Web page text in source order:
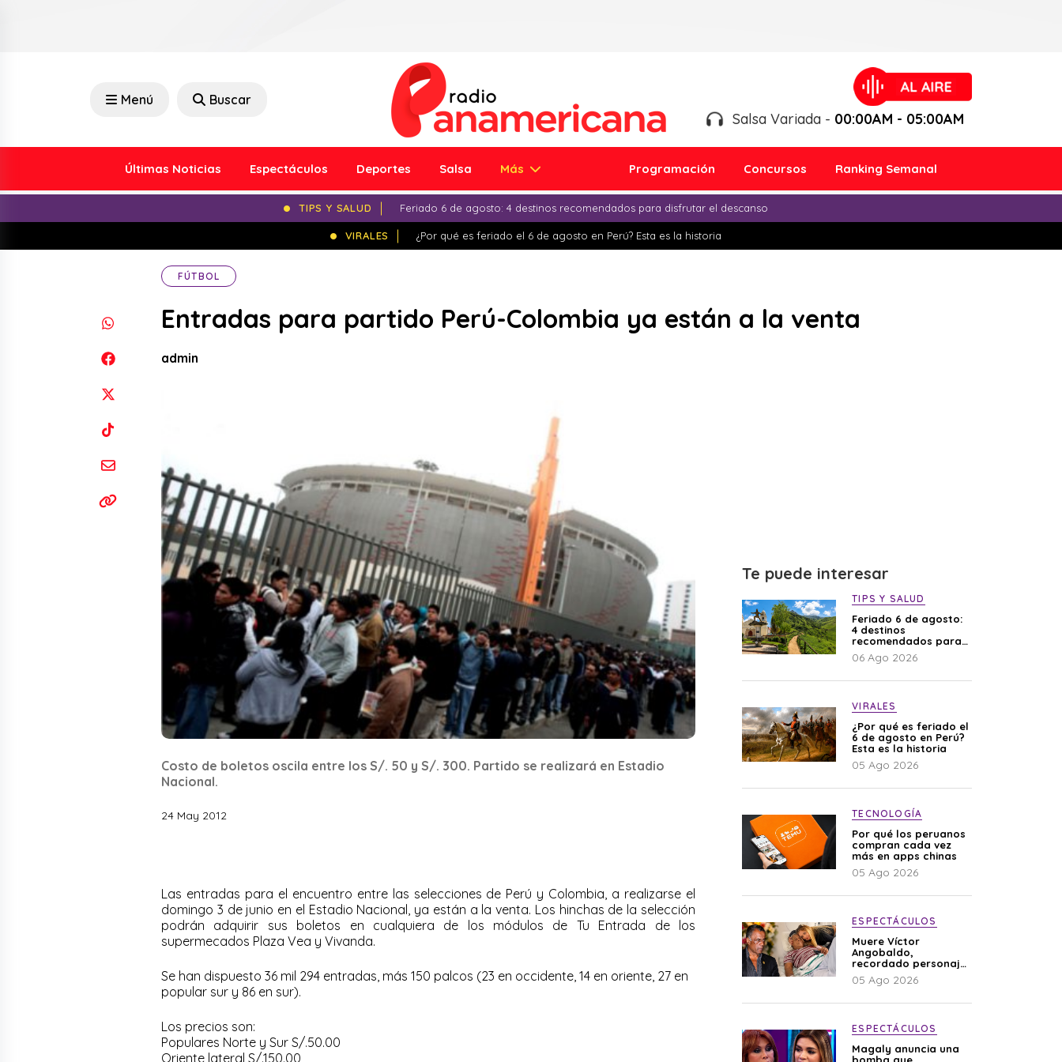
Menú Buscar
Salsa Variada - 00:00AM - 05:00AM
Últimas Noticias Espectáculos Deportes Salsa Más Programación Concursos Ranking Semanal
TIPS Y SALUD Feriado 6 de agosto: 4 destinos recomendados para disfrutar el descanso
VIRALES ¿Por qué es feriado el 6 de agosto en Perú? Esta es la historia
FÚTBOL
Entradas para partido Perú-Colombia ya están a la venta
admin
Costo de boletos oscila entre los S/. 50 y S/. 300. Partido se realizará en Estadio
Nacional.
24 May 2012
Las entradas para el encuentro entre las selecciones de Perú y Colombia, a realizarse el
domingo 3 de junio en el Estadio Nacional, ya están a la venta. Los hinchas de la selección
podrán adquirir sus boletos en cualquiera de los módulos de Tu Entrada de los
supermecados Plaza Vea y Vivanda.
Se han dispuesto 36 mil 294 entradas, más 150 palcos (23 en occidente, 14 en oriente, 27 en
popular sur y 86 en sur).
Los precios son:
Populares Norte y Sur S/.50.00
Oriente lateral S/.150.00
Te puede interesar
TIPS Y SALUD
Feriado 6 de agosto:
4 destinos
recomendados para
disfrutar el descanso
06 Ago 2026
VIRALES
¿Por qué es feriado el
6 de agosto en Perú?
Esta es la historia
05 Ago 2026
TECNOLOGÍA
Por qué los peruanos
compran cada vez
más en apps chinas
05 Ago 2026
ESPECTÁCULOS
Muere Víctor
Angobaldo,
recordado personaje
de la farándula y
expareja de Shirley
05 Ago 2026
ESPECTÁCULOS
Magaly anuncia una